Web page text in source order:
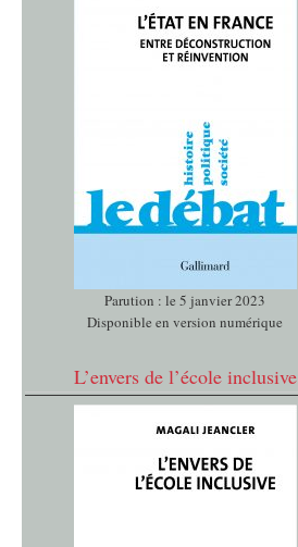
Parution : le 5 janvier 2023
Disponible en version numérique
L’envers de l’école inclusive